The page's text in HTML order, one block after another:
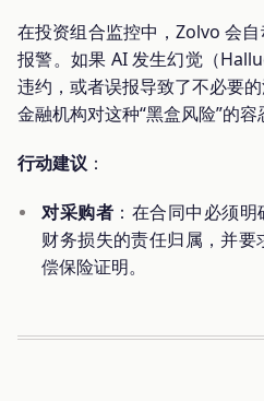
在投资组合监控中，Zolvo 会
报警。如果 AI 发生幻觉（
违约，或者误报导致了不必要
金融机构对这种“黑盒风险”的容
行动建议 ：
对采购者 ：在合同中必须
财务损失的责任归属，并
偿保险证明。